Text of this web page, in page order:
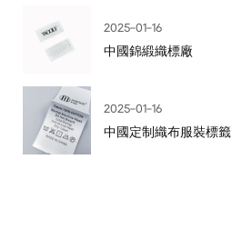
2025-01-16
中國錦緞織標廠
2025-01-16
中國定制織布服裝標籤